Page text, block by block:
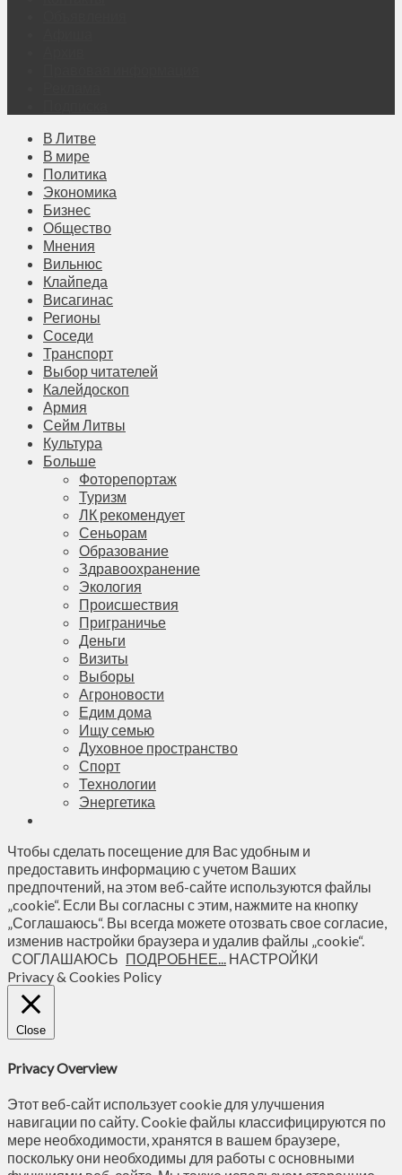
В Литве
В мире
Политика
Экономика
Бизнес
Общество
Мнения
Вильнюс
Клайпеда
Висагинас
Регионы
Соседи
Транспорт
Выбор читателей
Калейдоскоп
Армия
Сейм Литвы
Культура
Больше
Фоторепортаж
Туризм
ЛК рекомендует
Сеньорам
Образование
Здравоохранение
Экология
Происшествия
Приграничье
Деньги
Визиты
Выборы
Агроновости
Едим дома
Ищу семью
Духовное пространство
Спорт
Технологии
Энергетика
Чтобы сделать посещение для Вас удобным и
предоставить информацию с учетом Ваших
предпочтений, на этом веб-сайте используются файлы
„cookie“. Если Вы согласны с этим, нажмите на кнопку
„Соглашаюсь“. Вы всегда можете отозвать свое согласие,
изменив настройки браузера и удалив файлы „cookie“.
СОГЛАШАЮСЬ ПОДРОБНЕЕ... НАСТРОЙКИ
Privacy & Cookies Policy
Close
Privacy Overview
Этот веб-сайт использует cookie для улучшения
навигации по сайту. Сookie файлы классифицируются по
мере необходимости, хранятся в вашем браузере,
поскольку они необходимы для работы с основными